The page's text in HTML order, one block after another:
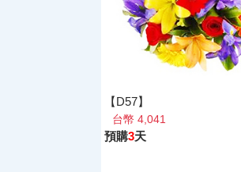
【D57】
台幣 4,041
預購3天